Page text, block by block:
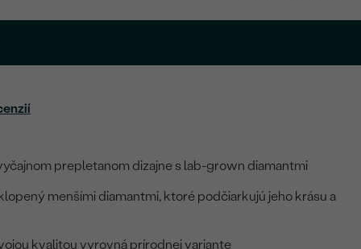
prepletanom dizajne s lab-grown diamantmi
menšími diamantmi, ktoré podčiarkujú jeho krásu a
kvalitou vyrovná prírodnej variante